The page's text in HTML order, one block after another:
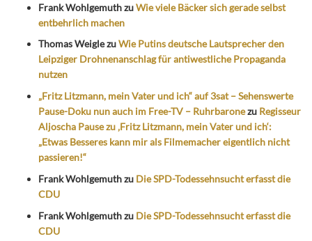
Frank WohlgemuthzuWie viele Bäcker sich gerade selbst
entbehrlich machen
Thomas WeiglezuWie Putins deutsche Lautsprecher den
Leipziger Drohnenanschlag für antiwestliche Propaganda
nutzen
„Fritz Litzmann, mein Vater und ich“ auf 3sat – Sehenswerte
Pause-Doku nun auch im Free-TV – Ruhrbaronezu Regisseur
Aljoscha Pause zu ‚Fritz Litzmann, mein Vater und ich‘:
„Etwas Besseres kann mir als Filmemacher eigentlich nicht
passieren!“
Frank Wohlgemuthzu Die SPD-Todessehnsucht erfasst die
CDU
Frank Wohlgemuthzu Die SPD-Todessehnsucht erfasst die
CDU